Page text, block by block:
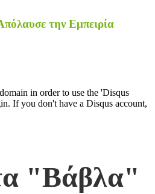
την Εμπειρία
in order to use the 'Disqus
If you don't have a Disqus account,
"Βάβλα"